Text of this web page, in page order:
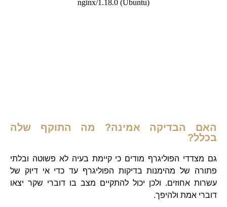
האם הבדיקה אמינה? מה התוקף שלה
בכלל?
גם מצדדי הפוליגרף מודים כי קיימת בעיה לא פשוטה ובלתי
פתורה של מהימנות בדיקות הפוליגרף עד כדי אי דיוק של
עשרות אחוזים. ולכן יכול להתקיים מצב בו דוברי שקר יצאו
דוברי אמת ולהיפך.